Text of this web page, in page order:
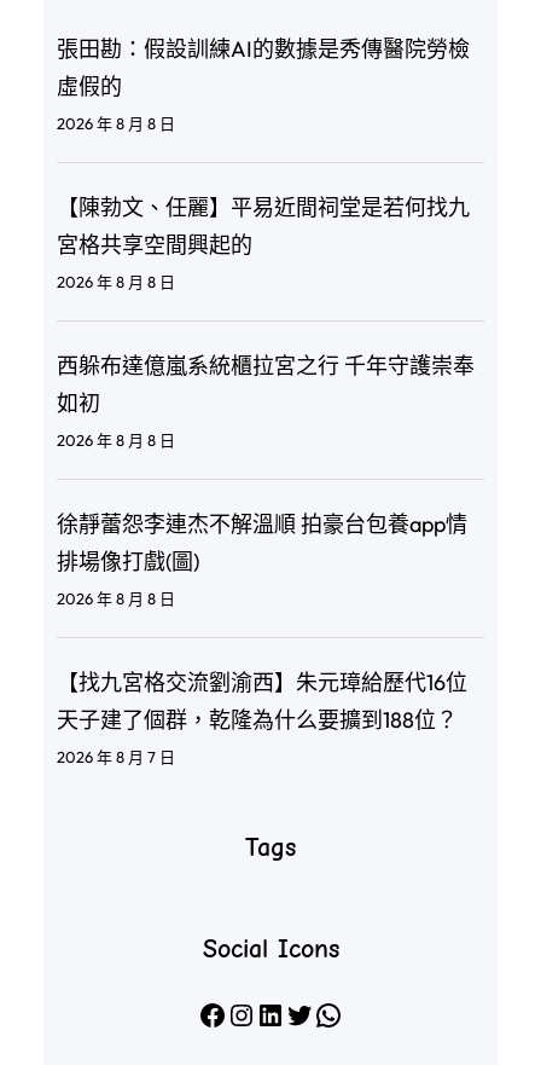
張田勘：假設訓練AI的數據是秀傳醫院勞檢
虛假的
2026 年 8 月 8 日
【陳勃文、任麗】平易近間祠堂是若何找九
宮格共享空間興起的
2026 年 8 月 8 日
西躲布達億嵐系統櫃拉宮之行 千年守護崇奉
如初
2026 年 8 月 8 日
徐靜蕾怨李連杰不解溫順 拍豪台包養app情
排場像打戲(圖)
2026 年 8 月 8 日
【找九宮格交流劉渝西】朱元璋給歷代16位
天子建了個群，乾隆為什么要擴到188位？
2026 年 8 月 7 日
Tags
Social Icons
Facebook Instagram LinkedIn X WhatsApp